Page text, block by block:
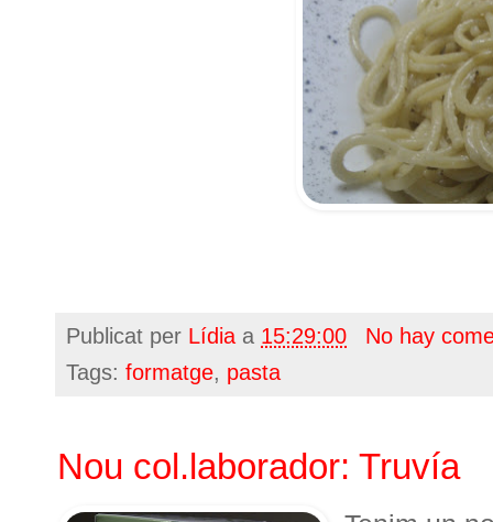
Publicat per Lídia a 15:29:00
No hay
Tags: formatge, pasta
Nou col.laborador: Truvía